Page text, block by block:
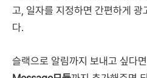
고, 일자를 지정하면 간편하게 광
다.
슬랙으로 알림까지 보내고 싶다